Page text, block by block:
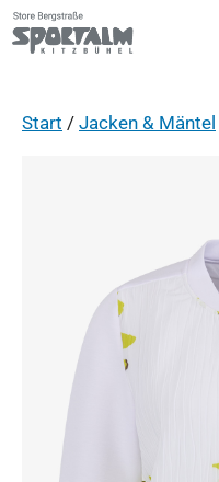
Start / Jacken & Mäntel